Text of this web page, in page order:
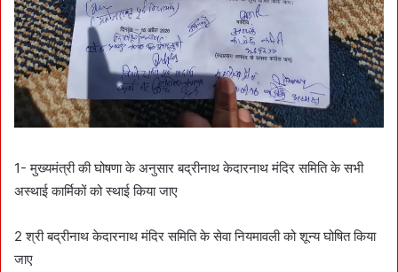
1- मुख्यमंत्री की घोषणा के अनुसार बद्रीनाथ केदारनाथ मंदिर समिति के सभी
अस्थाई कार्मिकों को स्थाई किया जाए
2 श्री बद्रीनाथ केदारनाथ मंदिर समिति के सेवा नियमावली को शून्य घोषित किया
जाए